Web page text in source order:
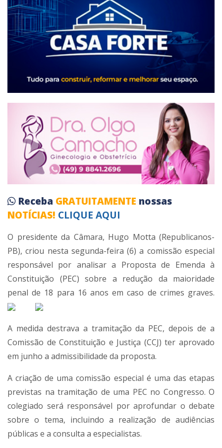
Receba GRATUITAMENTE nossas
NOTÍCIAS! CLIQUE AQUI
O presidente da Câmara, Hugo Motta (Republicanos-
PB), criou nesta segunda-feira (6) a comissão especial
responsável por analisar a Proposta de Emenda à
Constituição (PEC) sobre a redução da maioridade
penal de 18 para 16 anos em caso de crimes graves.
A medida destrava a tramitação da PEC, depois de a
Comissão de Constituição e Justiça (CCJ) ter aprovado
em junho a admissibilidade da proposta.
A criação de uma comissão especial é uma das etapas
previstas na tramitação de uma PEC no Congresso. O
colegiado será responsável por aprofundar o debate
sobre o tema, incluindo a realização de audiências
públicas e a consulta a especialistas.